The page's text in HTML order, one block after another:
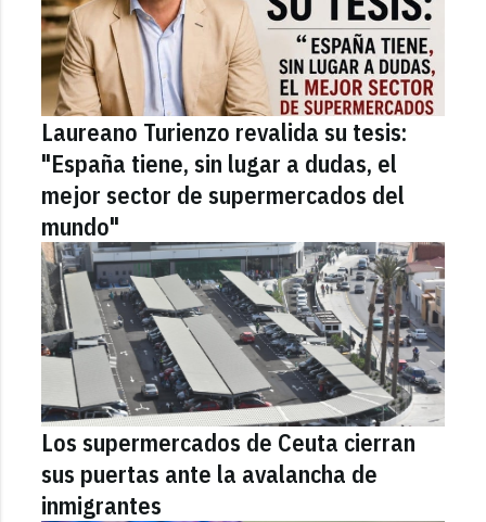
Laureano Turienzo revalida su tesis:
"España tiene, sin lugar a dudas, el
mejor sector de supermercados del
mundo"
Los supermercados de Ceuta cierran
sus puertas ante la avalancha de
inmigrantes